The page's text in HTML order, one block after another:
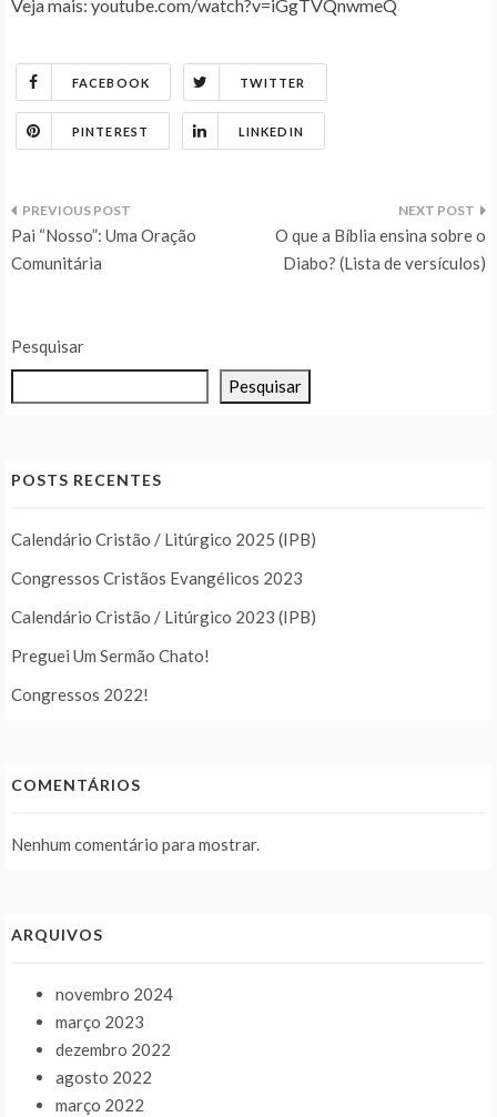
Veja mais: youtube.com/watch?v=iGgTVQnwmeQ
FACEBOOK TWITTER
PINTEREST LINKEDIN
Navegação
de
Pai “Nosso”: Uma Oração
Comunitária
O que a Bíblia ensina sobre o
Diabo? (Lista de versículos)
Pesquisar
Pesquisar
POSTS RECENTES
Calendário Cristão / Litúrgico 2025 (IPB)
Congressos Cristãos Evangélicos 2023
Calendário Cristão / Litúrgico 2023 (IPB)
Preguei Um Sermão Chato!
Congressos 2022!
COMENTÁRIOS
Nenhum comentário para mostrar.
ARQUIVOS
novembro 2024
março 2023
dezembro 2022
agosto 2022
março 2022